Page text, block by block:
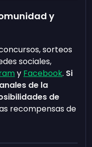
y
sorteos
sociales,
y Facebook. Si
de la
de
recompensas de